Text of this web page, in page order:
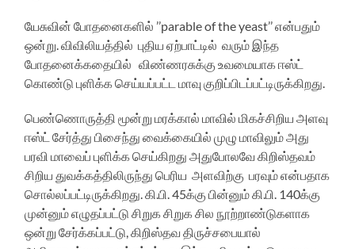
யேசுவின் போதனைகளில் ’’parable of the yeast’’ என்பதும்
ஒன்று. விவிலியத்தில் புதிய ஏற்பாட்டில் வரும் இந்த
போதனைக்கதையில் விண்ணரசுக்கு உவமையாக ஈஸ்ட்
கொண்டு புளிக்க செய்யப்பட்ட மாவு குறிப்பிடப்பட்டிருக்கிறது.
பெண்ணொருத்தி மூன்று மரக்கால் மாவில் மிகச்சிறிய அளவு
ஈஸ்ட் சேர்த்து பிசைந்து வைக்கையில் முழு மாவிலும் அது
பரவி மாவைப் புளிக்க செய்கிறது அதுபோலவே கிறிஸ்தவம்
சிறிய துவக்கத்திலிருந்து பெரிய அளவிற்கு பரவும் என்பதாக
சொல்லப்பட்டிருக்கிறது. கி.பி. 45க்கு பின்னும் கி.பி. 140க்கு
முன்னும் எழுதப்பட்டு சிறுக சிறுக சில நூற்றாண்டுகளாக
ஒன்று சேர்க்கப்பட்டு, கிறிஸ்தவ திருச்சபையால்